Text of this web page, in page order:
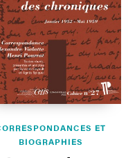
ET
BIOGRAPHIES